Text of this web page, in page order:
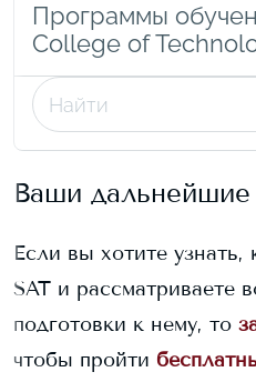
Программы
College of
Ваши
Если вы хотите узнать,
SAT и рассматриваете
подготовки к нему, то
чтобы пройти